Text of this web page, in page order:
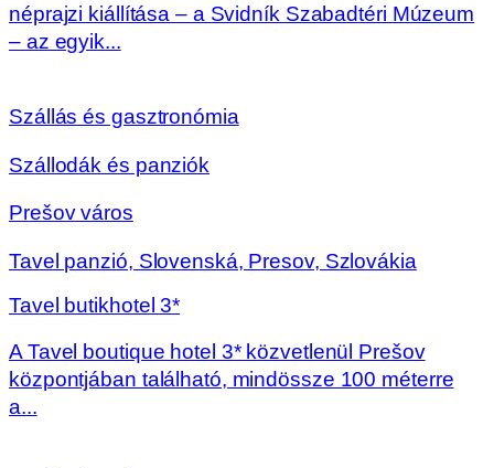
néprajzi kiállítása – a Svidník Szabadtéri Múzeum
– az egyik...
Szállás és gasztronómia
Szállodák és panziók
Prešov város
Tavel panzió, Slovenská, Presov, Szlovákia
Tavel butikhotel 3*
A Tavel boutique hotel 3* közvetlenül Prešov
központjában található, mindössze 100 méterre
a...